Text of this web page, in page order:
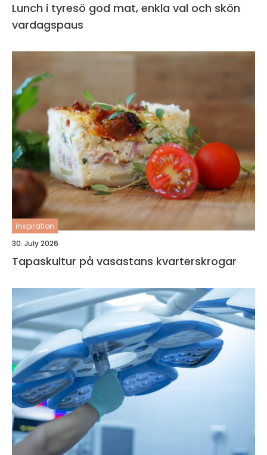
Lunch i tyresö god mat, enkla val och skön
vardagspaus
inspiration
30. July 2026
Tapaskultur på vasastans kvarterskrogar